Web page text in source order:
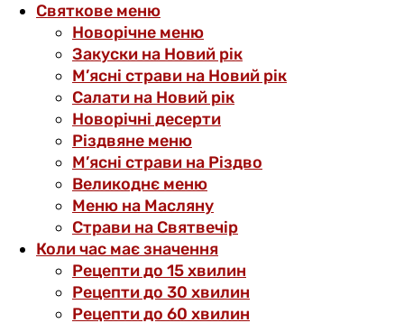
Святкове меню
Новорічне меню
Закуски на Новий рік
М’ясні страви на Новий рік
Салати на Новий рік
Новорічні десерти
Різдвяне меню
М’ясні страви на Різдво
Великоднє меню
Меню на Масляну
Страви на Святвечір
Коли час має значення
Рецепти до 15 хвилин
Рецепти до 30 хвилин
Рецепти до 60 хвилин